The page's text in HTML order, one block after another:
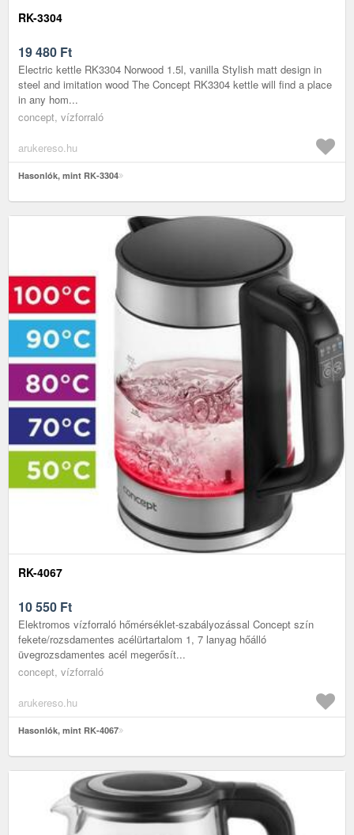
RK-3304
19 480 Ft
Electric kettle RK3304 Norwood 1.5l, vanilla Stylish matt design in
steel and imitation wood The Concept RK3304 kettle will find a place
in any hom...
concept, vízforraló
arukereso.hu
Hasonlók, mint RK-3304
RK-4067
10 550 Ft
Elektromos vízforraló hőmérséklet-szabályozással Concept szín
fekete/rozsdamentes acélürtartalom 1, 7 lanyag hőálló
üvegrozsdamentes acél megerősít...
concept, vízforraló
arukereso.hu
Hasonlók, mint RK-4067